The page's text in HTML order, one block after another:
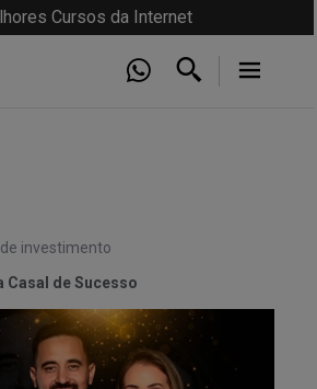
Cursos da Internet
investimento
Casal de Sucesso